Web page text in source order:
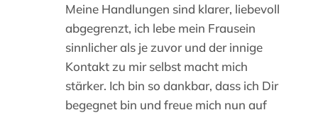
Meine Handlungen sind klarer, liebevoll
abgegrenzt, ich lebe mein Frausein
sinnlicher als je zuvor und der innige
Kontakt zu mir selbst macht mich
stärker. Ich bin so dankbar, dass ich Dir
begegnet bin und freue mich nun auf